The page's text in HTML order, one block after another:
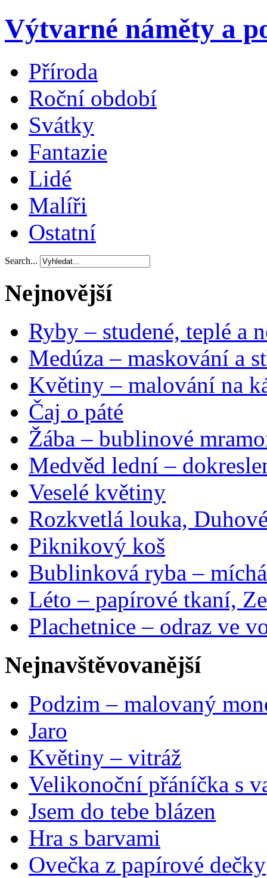
Výtvarné náměty a
Příroda
Roční období
Svátky
Fantazie
Lidé
Malíři
Ostatní
Search...
Nejnovější
Ryby – studené, teplé a
Medúza – maskování a
Květiny – malování na
Čaj o páté
Žába – bublinové
Medvěd lední –
Veselé květiny
Rozkvetlá louka,
Piknikový koš
Bublinková ryba –
Léto – papírové tkaní,
Plachetnice – odraz ve
Nejnavštěvovanější
Podzim – malovaný
Jaro
Květiny – vitráž
Velikonoční přáníčka s
Jsem do tebe blázen
Hra s barvami
Ovečka z papírové dečky